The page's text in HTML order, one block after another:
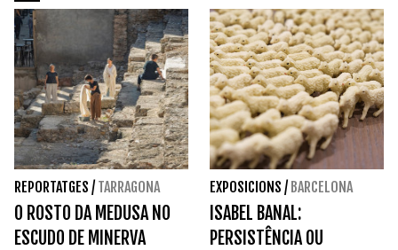
REPORTATGES / TARRAGONA
O ROSTO DA MEDUSA NO
ESCUDO DE MINERVA
EXPOSICIONS / BARCELONA
ISABEL BANAL:
PERSISTÊNCIA OU